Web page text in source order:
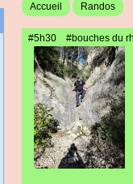
Accueil Randos
#5h30 #bouches du